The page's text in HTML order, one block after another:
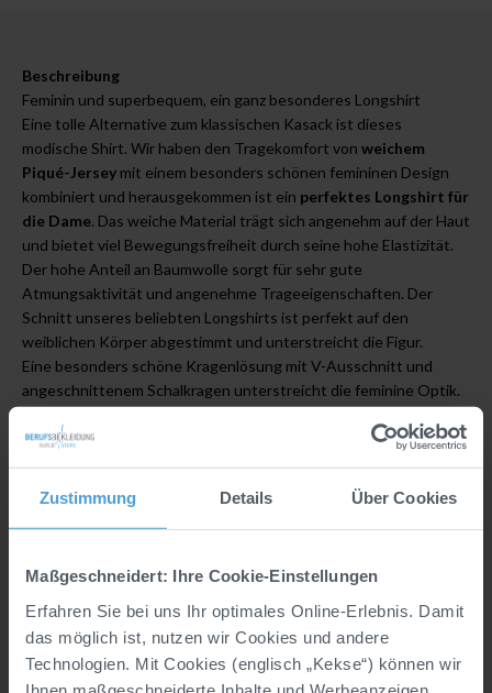
Zustimmung Details Über Cookies
Maßgeschneidert: Ihre Cookie-Einstellungen
Erfahren Sie bei uns Ihr optimales Online-Erlebnis. Damit
das möglich ist, nutzen wir Cookies und andere
Technologien. Mit Cookies (englisch „Kekse“) können wir
Beschreibung
Feminin und superbequem, ein ganz besonderes Longshirt
Eine tolle Alternative zum klassischen Kasack ist dieses
modische Shirt. Wir haben den Tragekomfort von weichem
Piqué-Jersey mit einem besonders schönen femininen Design
kombiniert und herausgekommen ist ein perfektes Longshirt für
die Dame. Das weiche Material trägt sich angenehm auf der Haut
und bietet viel Bewegungsfreiheit durch seine hohe Elastizität.
Der hohe Anteil an Baumwolle sorgt für sehr gute
Atmungsaktivität und angenehme Trageeigenschaften. Der
Schnitt unseres beliebten Longshirts ist perfekt auf den
weiblichen Körper abgestimmt und unterstreicht die Figur.
Eine besonders schöne Kragenlösung mit V-Ausschnitt und
angeschnittenem Schalkragen unterstreicht die feminine Optik.
Seitenschlitze für mehr Bewegungsfreiheit, machen das
medizinischen Bereich oder im Beauty-Bereich, mit diesem Shirt
sind Sie immer attraktiv und bequem gekleidet. Ein weiterer
Pluspunkt: Sie können das Shirt bei bis zu60° waschenund
Details
Hersteller:CLINIC & JOB DRESS GmbH, Marke